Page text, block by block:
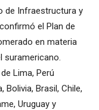
de Infraestructura y
el Plan de
en materia
suramericano.
Lima, Perú
Brasil, Chile,
Uruguay y